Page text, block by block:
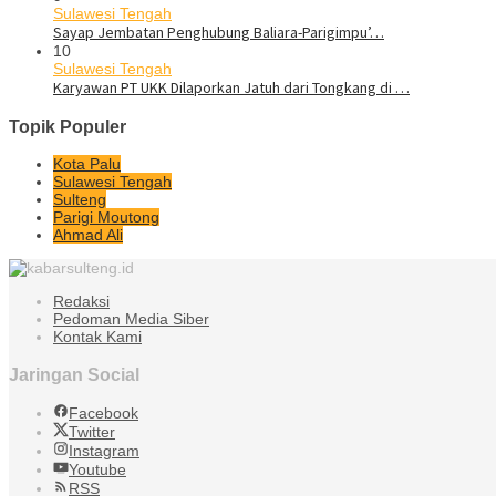
Sulawesi Tengah
Sayap Jembatan Penghubung Baliara-Parigimpu’…
10
Sulawesi Tengah
Karyawan PT UKK Dilaporkan Jatuh dari Tongkang di …
Topik Populer
Kota Palu
Sulawesi Tengah
Sulteng
Parigi Moutong
Ahmad Ali
Redaksi
Pedoman Media Siber
Kontak Kami
Jaringan Social
Facebook
Twitter
Instagram
Youtube
RSS